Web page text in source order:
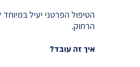
הטיפול הפרטני יעיל
הרחוק.
איך זה עובד?